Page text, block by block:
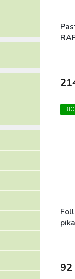
k
t
BIO
92